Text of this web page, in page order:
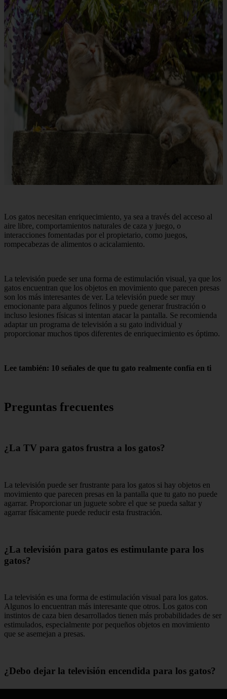
Los gatos necesitan enriquecimiento, ya sea a través del acceso al
aire libre, comportamientos naturales de caza y juego, o
interacciones fomentadas por el propietario, como juegos,
rompecabezas de alimentos o acicalamiento.
La televisión puede ser una forma de estimulación visual, ya que los
gatos encuentran que los objetos en movimiento que parecen presas
son los más interesantes de ver. La televisión puede ser muy
emocionante para algunos felinos y puede generar frustración o
incluso lesiones físicas si intentan atacar la pantalla. Se recomienda
adaptar un programa de televisión a su gato individual y
proporcionar muchos tipos diferentes de enriquecimiento es óptimo.
Lee también: 10 señales de que tu gato realmente confía en ti
Preguntas frecuentes
¿La TV para gatos frustra a los gatos?
La televisión puede ser frustrante para los gatos si hay objetos en
movimiento que parecen presas en la pantalla que tu gato no puede
agarrar. Proporcionar un juguete sobre el que se pueda saltar y
agarrar físicamente puede reducir esta frustración.
¿La televisión para gatos es estimulante para los
gatos?
La televisión es una forma de estimulación visual para los gatos.
Algunos lo encuentran más interesante que otros. Los gatos con
instintos de caza bien desarrollados tienen más probabilidades de ser
estimulados, especialmente por pequeños objetos en movimiento
que se asemejan a presas.
¿Debo dejar la televisión encendida para los gatos?